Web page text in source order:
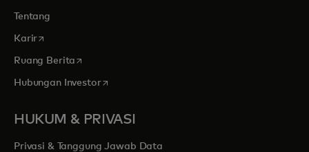
Tentang
Kariropens in a new tab
Ruang Berita opens in a new tab
Hubungan Investoropens in a new tab
HUKUM & PRIVASI
Privasi & Tanggung Jawab Data